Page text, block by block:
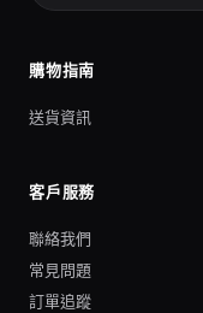
購物指南
送貨資訊
客戶服務
聯絡我們
常見問題
訂單追蹤